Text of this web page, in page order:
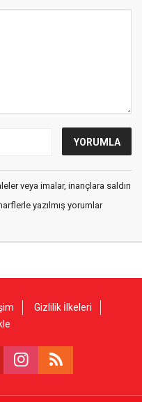
veya imalar, inançlara saldırı
yazılmış yorumlar
Gizlilik İlkeleri